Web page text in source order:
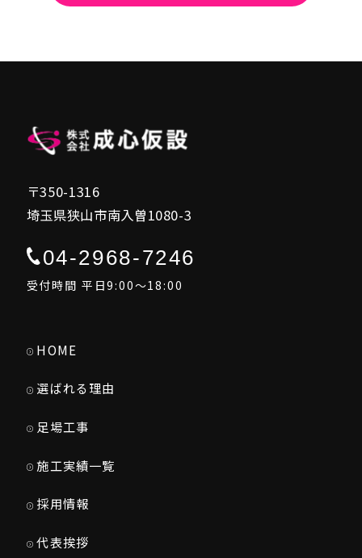
〒350-1316
埼玉県狭山市南入曽1080-3
04-2968-7246
受付時間 平日9:00～18:00
HOME
選ばれる理由
足場工事
施工実績一覧
採用情報
代表挨拶